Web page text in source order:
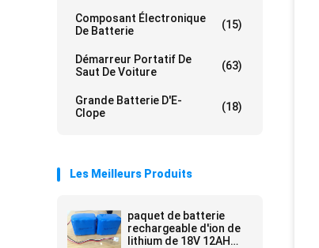
Composant Électronique
De Batterie
(15)
Démarreur Portatif De
Saut De Voiture
(63)
Grande Batterie D'E-
Clope
(18)
Les Meilleurs Produits
paquet de batterie
rechargeable d'ion de
lithium de 18V 12AH